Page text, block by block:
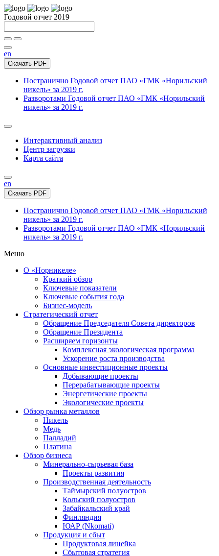
Годовой отчет 2019
en
Скачать PDF
Постранично Годовой отчет ПАО «ГМК «Норильский
никель» за 2019 г.
Разворотами Годовой отчет ПАО «ГМК «Норильский
никель» за 2019 г.
Интерактивный анализ
Центр загрузки
Карта сайта
en
Скачать PDF
Постранично Годовой отчет ПАО «ГМК «Норильский
никель» за 2019 г.
Разворотами Годовой отчет ПАО «ГМК «Норильский
никель» за 2019 г.
Меню
О «Норникеле»
Краткий обзор
Ключевые показатели
Ключевые события года
Бизнес-модель
Стратегический отчет
Обращение Председателя Совета директоров
Обращение Президента
Расширяем горизонты
Комплексная экологическая программа
Ускорение роста производства
Основные инвестиционные проекты
Добывающие проекты
Перерабатывающие проекты
Энергетические проекты
Экологические проекты
Обзор рынка металлов
Никель
Медь
Палладий
Платина
Обзор бизнеса
Минерально-сырьевая база
Проекты развития
Производственная деятельность
Таймырский полуостров
Кольский полуостров
Забайкальский край
Финляндия
ЮАР (Nkomati)
Продукция и сбыт
Продуктовая линейка
Сбытовая стратегия